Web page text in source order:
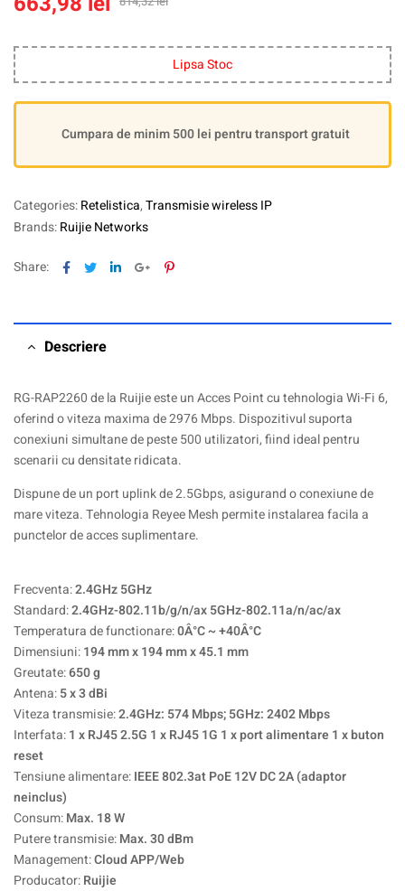
Lipsa Stoc
Cumpara de minim 500 lei pentru transport gratuit
Categories:Retelistica,Transmisie wireless IP
Brands:Ruijie Networks
Share: Facebook
TwitterLinkedinGoogle+Pinterest
Descriere
RG-RAP2260 de la Ruijie este un Acces Point cu tehnologia Wi-Fi 6,
oferind o viteza maxima de 2976 Mbps. Dispozitivul suporta
conexiuni simultane de peste 500 utilizatori, fiind ideal pentru
scenarii cu densitate ridicata.
Dispune de un port uplink de 2.5Gbps, asigurand o conexiune de
mare viteza. Tehnologia Reyee Mesh permite instalarea facila a
punctelor de acces suplimentare.
Frecventa:2.4GHz 5GHz
Standard:2.4GHz-802.11b/g/n/ax 5GHz-802.11a/n/ac/ax
Temperatura de functionare:0Â°C ~ +40Â°C
Dimensiuni:194 mm x 194 mm x 45.1 mm
Greutate:650 g
Antena:5 x 3 dBi
Viteza transmisie:2.4GHz: 574 Mbps; 5GHz: 2402 Mbps
Interfata:1 x RJ45 2.5G 1 x RJ45 1G 1 x port alimentare 1 x buton
reset
Tensiune alimentare:IEEE 802.3at PoE 12V DC 2A (adaptor
neinclus)
Consum:Max. 18 W
Putere transmisie:Max. 30 dBm
Management:Cloud APP/Web
Producator:Ruijie